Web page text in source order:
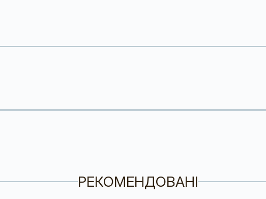
РЕКОМЕНДОВАНІ